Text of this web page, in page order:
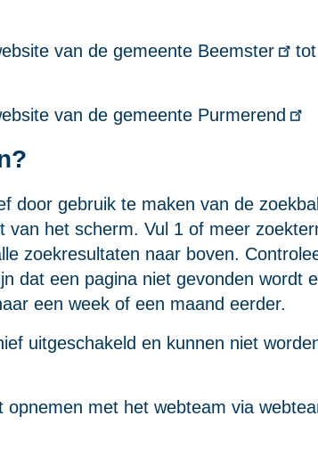
van de gemeente Beemster
van de gemeente Purmerend
door gebruik te maken van de
van het scherm. Vul 1 of meer
zoekresultaten naar boven.
dat een pagina niet gevonden wordt
een week of een maand eerder.
uitgeschakeld en kunnen niet
opnemen met het webteam via